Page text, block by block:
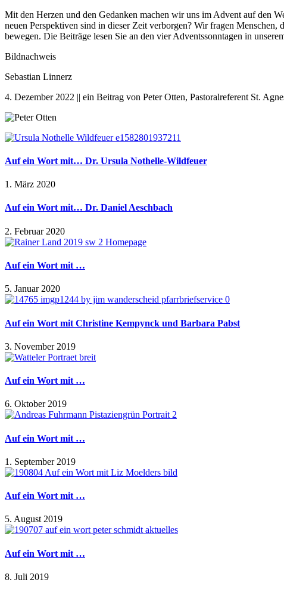
Mit den Herzen und den Gedanken machen wir uns im Advent auf den
neuen Perspektiven sind in dieser Zeit verborgen? Wir fragen
bewegen. Die Beiträge lesen Sie an den vier Adventssonntagen in
Bildnachweis
Sebastian Linnerz
4. Dezember 2022 || ein Beitrag von Peter Otten, Pastoralreferent St.
Auf ein Wort mit… Dr. Ursula Nothelle-Wildfeuer
1. März 2020
Auf ein Wort mit… Dr. Daniel Aeschbach
2. Februar 2020
Auf ein Wort mit …
5. Januar 2020
Auf ein Wort mit Christine Kempynck und Barbara Pabst
3. November 2019
Auf ein Wort mit …
6. Oktober 2019
Auf ein Wort mit …
1. September 2019
Auf ein Wort mit …
5. August 2019
Auf ein Wort mit …
8. Juli 2019